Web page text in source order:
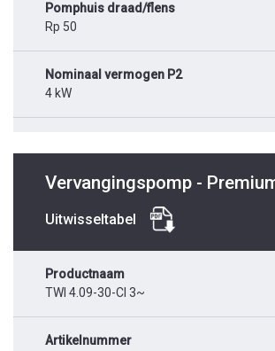
Pomphuis draad/flens
Rp 50
Nominaal vermogen P2
4 kW
Vervangingspomp -
Uitwisseltabel
Productnaam
TWI 4.09-30-CI 3~
Artikelnummer